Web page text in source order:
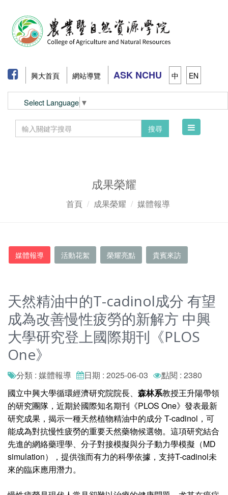
興大首頁 網站導覽 ASK NCHU 中 EN
Select Language ▼
搜尋
Toggle
成果榮耀
首頁 成果榮耀 媒體報導
媒體報導 活動花絮 榮耀亮點 貴賓來訪
天然精油中的T-cadinol成分 有望
成為改善慢性疲勞的新解方 中興
大學研究登上國際期刊《PLOS
One》
分類 : 媒體報導 日期 : 2025-06-03
點閱 : 2380
國立中興大學循環經濟研究院院長、 森林系教授王升陽帶領
的研究團隊，近期於國際知名期刊《PLOS One》發表最新
研究成果，揭示一種天然植物精油中的成分 T-cadinol，可
能成為對抗慢性疲勞的重要天然藥物候選物。這項研究結合
先進的網絡藥理學、分子對接模擬與分子動力學模擬（MD
simulation），提供強而有力的科學依據，支持T-cadinol未
來的臨床應用潛力。